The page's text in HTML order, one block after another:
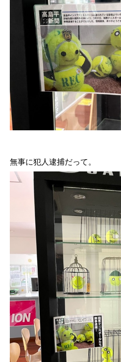
無事に犯人逮捕だって。